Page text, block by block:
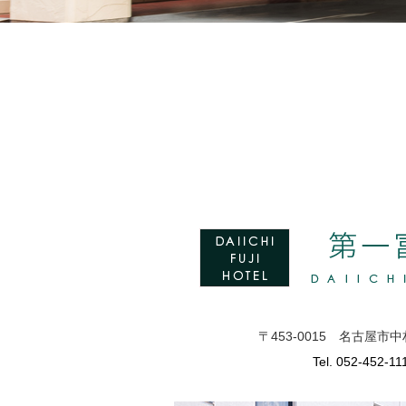
〒453-0015 名古屋市中
Tel. 052-452-